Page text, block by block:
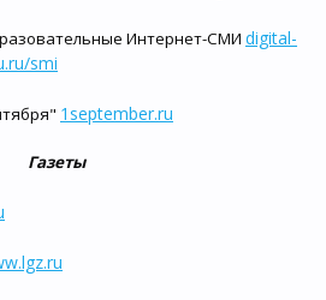
Интернет-СМИ digital-
smi
1september.ru
Газеты